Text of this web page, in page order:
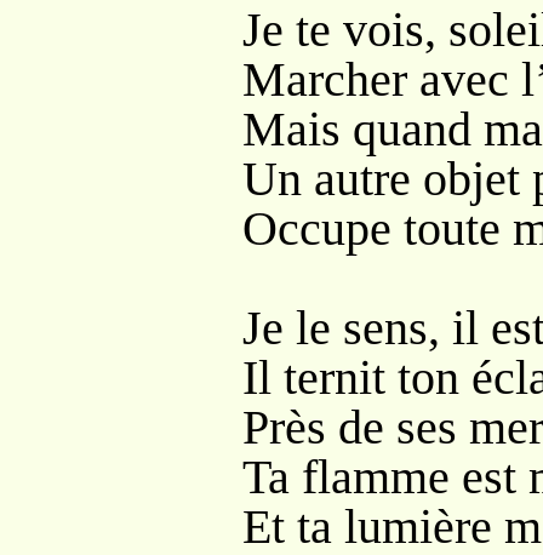
Je te vois,
Marcher avec
Mais quand
Un autre objet
Occupe toute
Je le sens, il
Il ternit ton
Près de ses
Ta flamme est
Et ta lumière